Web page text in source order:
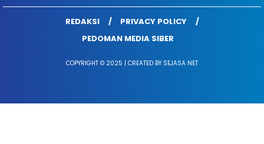
REDAKSI
PRIVACY POLICY
PEDOMAN MEDIA SIBER
COPYRIGHT © 2025 | CREATED BY SEJASA NET